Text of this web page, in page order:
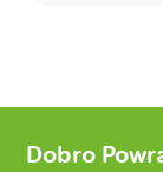
stronyDobro